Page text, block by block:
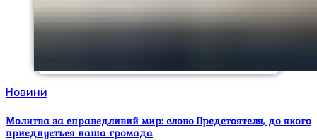
Новини
Молитва за справедливий мир: слово Предстоятеля, до якого
приєднується наша громада